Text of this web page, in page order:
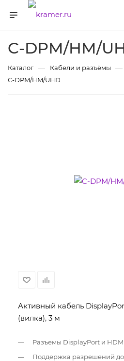
C-DPM/HM/
Каталог — Кабели и разъёмы —
C-DPM/HM/UHD
Активный кабель
(вилка), 3 м
Разъемы DisplayPort и
Поддержка разрешений до